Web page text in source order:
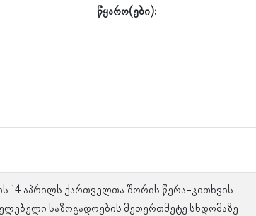
წყარო(ები):
14 აპრილს ქართველთა შორის წერა-კითხვის
საზოგადოების მეთერთმეტე სხდომაზე